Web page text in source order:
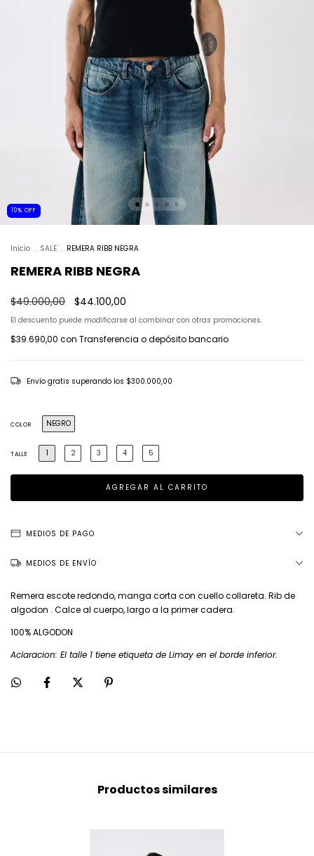
10% OFF
Inicio . SALE . REMERA RIBB NEGRA
REMERA RIBB NEGRA
$49.000,00 $44.100,00
El descuento puede modificarse al combinar con otras promociones.
$39.690,00 con Transferencia o depósito bancario
Envío gratis superando los $300.000,00
COLOR NEGRO
TALLE 1 2 3 4 5
MEDIOS DE PAGO
MEDIOS DE ENVÍO
Remera escote redondo, manga corta con cuello collareta. Rib de
algodon . Calce al cuerpo, largo a la primer cadera.
100% ALGODON
Aclaracion: El talle 1 tiene etiqueta de Limay en el borde inferior.
Productos similares